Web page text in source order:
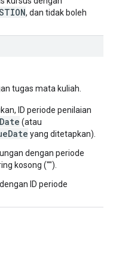
, dan tidak boleh
tugas mata kuliah.
ID periode penilaian
(atau
yang ditetapkan).
dengan periode
kosong ("").
ID periode